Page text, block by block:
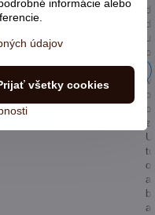
4.9 / 5
(1 006)
tu
aj
a
informácie alebo
údajov
všetky cookies